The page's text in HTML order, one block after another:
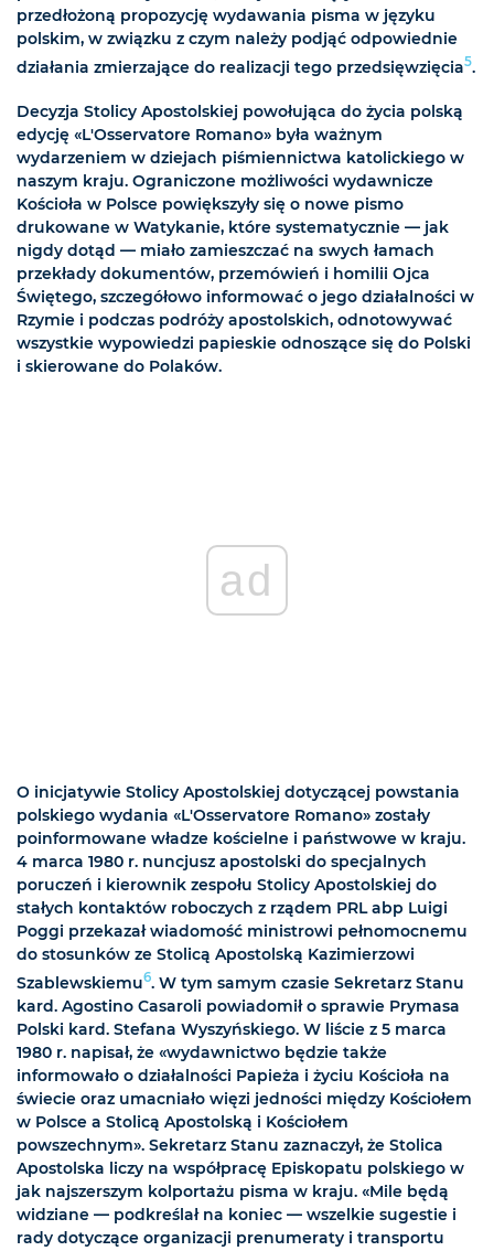
przedłożoną propozycję wydawania pisma w języku
polskim, w związku z czym należy podjąć odpowiednie
działania zmierzające do realizacji tego przedsięwzięcia5.
Decyzja Stolicy Apostolskiej powołująca do życia polską
edycję «L'Osservatore Romano» była ważnym
wydarzeniem w dziejach piśmiennictwa katolickiego w
naszym kraju. Ograniczone możliwości wydawnicze
Kościoła w Polsce powiększyły się o nowe pismo
drukowane w Watykanie, które systematycznie — jak
nigdy dotąd — miało zamieszczać na swych łamach
przekłady dokumentów, przemówień i homilii Ojca
Świętego, szczegółowo informować o jego działalności w
Rzymie i podczas podróży apostolskich, odnotowywać
wszystkie wypowiedzi papieskie odnoszące się do Polski
i skierowane do Polaków.
ad
O inicjatywie Stolicy Apostolskiej dotyczącej powstania
polskiego wydania «L'Osservatore Romano» zostały
poinformowane władze kościelne i państwowe w kraju.
4 marca 1980 r. nuncjusz apostolski do specjalnych
poruczeń i kierownik zespołu Stolicy Apostolskiej do
stałych kontaktów roboczych z rządem PRL abp Luigi
Poggi przekazał wiadomość ministrowi pełnomocnemu
do stosunków ze Stolicą Apostolską Kazimierzowi
Szablewskiemu6. W tym samym czasie Sekretarz Stanu
kard. Agostino Casaroli powiadomił o sprawie Prymasa
Polski kard. Stefana Wyszyńskiego. W liście z 5 marca
1980 r. napisał, że «wydawnictwo będzie także
informowało o działalności Papieża i życiu Kościoła na
świecie oraz umacniało więzi jedności między Kościołem
w Polsce a Stolicą Apostolską i Kościołem
powszechnym». Sekretarz Stanu zaznaczył, że Stolica
Apostolska liczy na współpracę Episkopatu polskiego w
jak najszerszym kolportażu pisma w kraju. «Mile będą
widziane — podkreślał na koniec — wszelkie sugestie i
rady dotyczące organizacji prenumeraty i transportu